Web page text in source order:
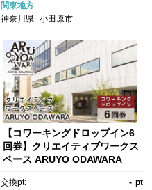
関東地方
神奈川県 小田原市
【コワーキングドロップイン6
回券】クリエイティブワークス
ペース ARUYO ODAWARA
交換pt: - pt